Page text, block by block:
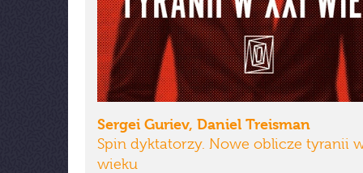
Sergei Guriev, Daniel Treisman
Spin dyktatorzy. Nowe oblicze tyranii
wieku